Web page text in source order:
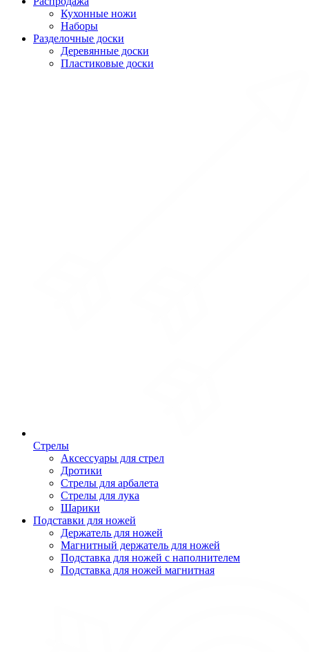
Кухонные ножи
Наборы
Разделочные доски
Деревянные доски
Пластиковые доски
Стрелы
Аксессуары для стрел
Дротики
Стрелы для арбалета
Стрелы для лука
Шарики
Подставки для ножей
Держатель для ножей
Магнитный держатель для ножей
Подставка для ножей с наполнителем
Подставка для ножей магнитная